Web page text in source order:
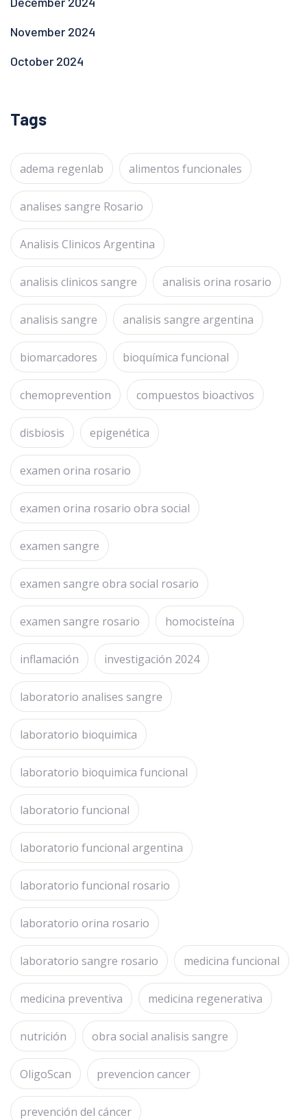
November 2024
October 2024
Tags
adema regenlab alimentos funcionales
analises sangre Rosario
Analisis Clinicos Argentina
analisis clinicos sangre analisis orina rosario
analisis sangre analisis sangre argentina
biomarcadores bioquímica funcional
chemoprevention compuestos bioactivos
disbiosis epigenética
examen orina rosario
examen orina rosario obra social
examen sangre
examen sangre obra social rosario
examen sangre rosario homocisteína
inflamación investigación 2024
laboratorio analises sangre
laboratorio bioquimica
laboratorio bioquimica funcional
laboratorio funcional
laboratorio funcional argentina
laboratorio funcional rosario
laboratorio orina rosario
laboratorio sangre rosario medicina funcional
medicina preventiva medicina regenerativa
nutrición obra social analisis sangre
OligoScan prevencion cancer
prevención del cáncer